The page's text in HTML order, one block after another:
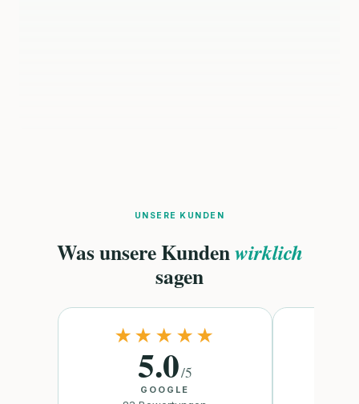
UNSERE KUNDEN
Was unsere Kundenwirklich
sagen
★★★★★
5.0/5
GOOGLE